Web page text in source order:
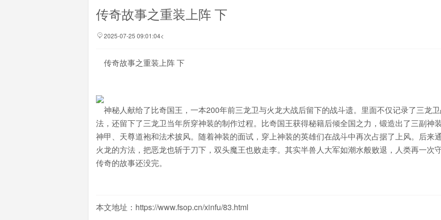
传奇故事之重装上阵 下
2025-07-25 09:01:04<
传奇故事之重装上阵 下
神秘人献给了比奇国王，一本200年前三龙卫与火龙大战后留下的战斗遗。里面不仅记录了三龙
法，还留下了三龙卫当年所穿神装的制作过程。比奇国王获得秘籍后倾全国之力，锻造出了三副神
神甲、天尊道袍和法术披风。随着神装的面试，穿上神装的英雄们在战斗中再次占据了上风。后来
火龙的方法，把恶龙也斩于刀下，双头魔王也败走李。其实半兽人大军如潮水般败退，人类再一次
传奇的故事还没完。
本文地址：https://www.fsop.cn/xinfu/83.html